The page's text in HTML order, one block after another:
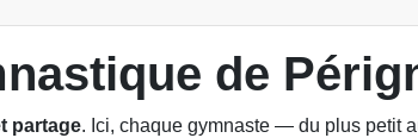
de
partage. Ici, chaque gymnaste — du plus petit